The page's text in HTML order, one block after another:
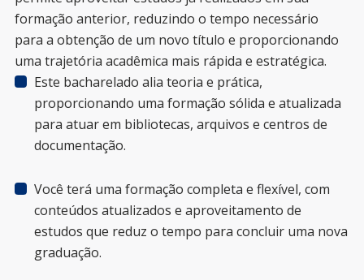
formação anterior, reduzindo o tempo necessário
para a obtenção de um novo título e proporcionando
uma trajetória acadêmica mais rápida e estratégica.
Este bacharelado alia teoria e prática,
proporcionando uma formação sólida e atualizada
para atuar em bibliotecas, arquivos e centros de
documentação.
Você terá uma formação completa e flexível, com
conteúdos atualizados e aproveitamento de
estudos que reduz o tempo para concluir uma nova
graduação.